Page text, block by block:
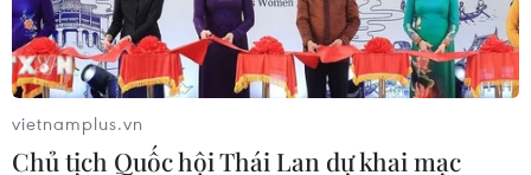
vietnamplus.vn
Chủ tịch Quốc hội Thái Lan dự khai mạc